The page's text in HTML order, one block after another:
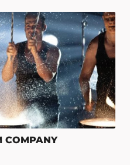
COMPANY